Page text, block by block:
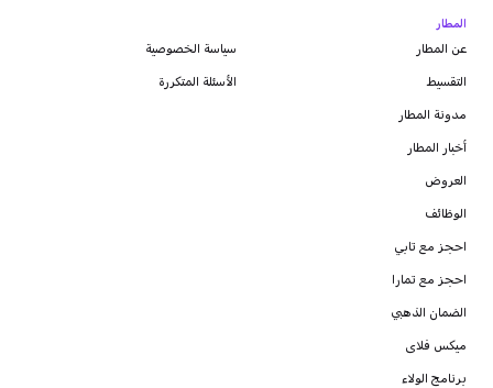
المطار
عن المطار
التقسيط
مدونة المطار
أخبار المطار
العروض
الوظائف
احجز مع تابي
احجز مع تمارا
الضمان الذهبي
ميكس فلاى
برنامج الولاء
سياسة الخصوصية
الأسئلة المتكررة